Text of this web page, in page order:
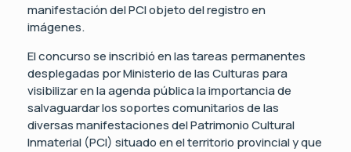
manifestación del PCI objeto del registro en
imágenes.
El concurso se inscribió en las tareas permanentes
desplegadas por Ministerio de las Culturas para
visibilizar en la agenda pública la importancia de
salvaguardar los soportes comunitarios de las
diversas manifestaciones del Patrimonio Cultural
Inmaterial (PCI) situado en el territorio provincial y que